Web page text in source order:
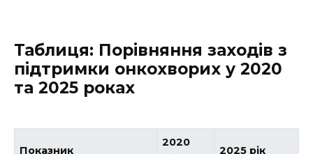
Таблиця: Порівняння заходів з
підтримки онкохворих у 2020
та 2025 роках
Показник
2020
2025 рік